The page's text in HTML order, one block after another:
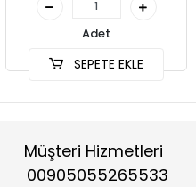
Adet
SEPETE EKLE
Müşteri Hizmetleri
00905055265533